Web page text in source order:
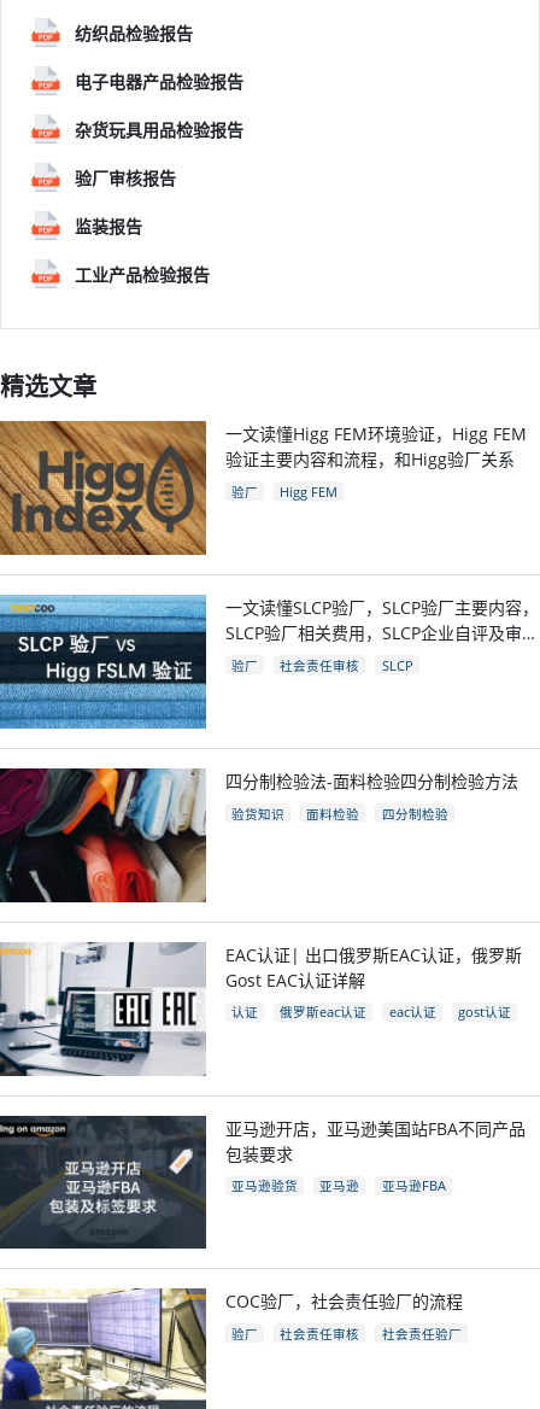
纺织品检验报告
电子电器产品检验报告
杂货玩具用品检验报告
验厂审核报告
监装报告
工业产品检验报告
精选文章
一文读懂Higg FEM环境验证，Higg FEM
验证主要内容和流程，和Higg验厂关系
验厂 Higg FEM
一文读懂SLCP验厂，SLCP验厂主要内容，
SLCP验厂相关费用，SLCP企业自评及审核
流程
验厂 社会责任审核 SLCP
四分制检验法-面料检验四分制检验方法
验货知识 面料检验 四分制检验
EAC认证| 出口俄罗斯EAC认证，俄罗斯
Gost EAC认证详解
认证 俄罗斯eac认证 eac认证
gost认证
亚马逊开店，亚马逊美国站FBA不同产品
包装要求
亚马逊验货 亚马逊
亚马逊FBA
COC验厂，社会责任验厂的流程
验厂 社会责任审核
社会责任验厂